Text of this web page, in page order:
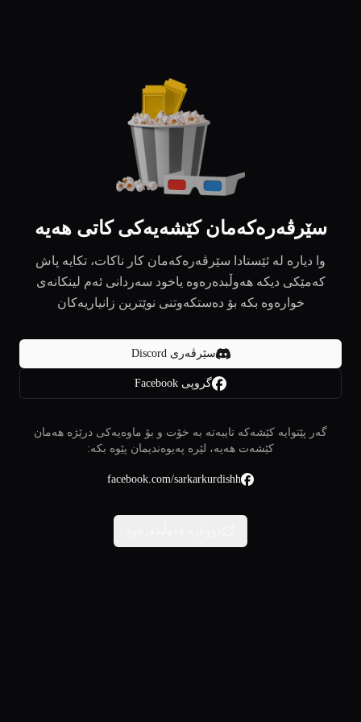
سێرڤەرەکەمان کێشەیەکی کاتی هەیە
وا دیارە لە ئێستادا سێرڤەرەکەمان کار ناکات، تکایە پاش
کەمێکی دیکە هەوڵبدەرەوە یاخود سەردانی ئەم لینکانەی
خوارەوە بکە بۆ دەستکەوتنی نوێترین زانیاریەکان
سێرڤەری Discord
گروپی Facebook
گەر پێتوایە کێشەکە تایبەتە بە خۆت و بۆ ماوەیەکی درێژە هەمان
کێشەت هەیە، لێرە پەیوەندیمان پێوە بکە:
facebook.com/sarkarkurdishh